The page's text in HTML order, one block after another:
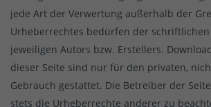
jede Art der Verwertung außerhalb der
Urheberrechtes bedürfen der
jeweiligen Autors bzw. Erstellers.
dieser Seite sind nur für den privaten,
Gebrauch gestattet. Die Betreiber der
stets die Urheberrechte anderer zu